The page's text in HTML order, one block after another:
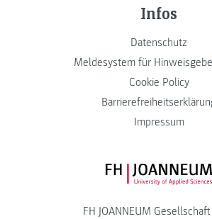
Infos
Datenschutz
Meldesystem für
Cookie Policy
Impressum
FH JOANNEUM